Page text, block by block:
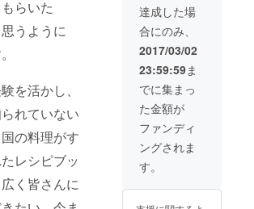
らいた
うように
を活かし、
れていない
の料理がす
レシピブッ
く皆さんに
用意さ
せてい
ただき
ます。
応いた
しま
す）
（遠方
合、本
人の宿
泊費・
交通
費・調
理器具
の輸送
担いた
だきま
間） 1
回の見
学で１
０名ま
でを予
定して
いま
す。
【場
所】世
界のご
ちそう
房 兵
庫県神
達成した場
合にのみ、
2017/03/02
23:59:59ま
でに集まっ
た金額が
ファンディ
ングされま
す。